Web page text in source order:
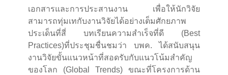
เอกสารและการประสานงาน เพื่อให้นักวิจัย
สามารถทุ่มเทกับงานวิจัยได้อย่างเต็มศักยภาพ
ประเด็นที่สี่ บทเรียนความสำเร็จที่ดี (Best
Practices)ที่ประชุมชื่นชมว่า บพค. ได้สนับสนุน
งานวิจัยขั้นแนวหน้าที่สอดรับกับแนวโน้มสำคัญ
ของโลก (Global Trends) ขณะที่โครงการด้าน